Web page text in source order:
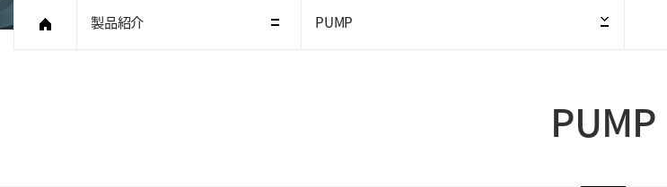
製品紹介 PUMP
PUMP